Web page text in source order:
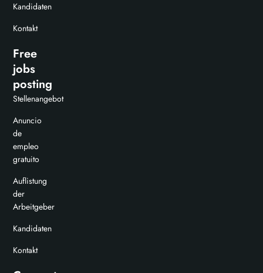
Kandidaten
Kontakt
Free
jobs
posting
Stellenangebot
Anuncio
de
empleo
gratuito
Auflistung
der
Arbeitgeber
Kandidaten
Kontakt